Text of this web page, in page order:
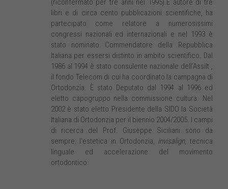
(riconfermato per tre anni nel 1995).È autore di tre
libri e di circa cento pubblicazioni scientifiche, ha
partecipato come relatore a numerosissimi
congressi nazionali ed internazionali e nel 1993 è
stato nominato Commendatore della Repubblica
Italiana per essersi distinto in ambito scientifico. Dal
1986 al 1994 è stato consulente nazionale dell'Assilt ,
il fondo Telecom di cui ha coordinato la campagna di
Ortodonzia. È stato Deputato dal 1994 al 1996 ed
eletto capogruppo nella commissione cultura. Nel
2002 è stato eletto Presidente della SIDO la Società
Italiana di Ortodonzia per il biennio 2004/2005. I campi
di ricerca del Prof. Giuseppe Siciliani sono da
sempre: l'estetica in Ortodonzia, invisalign, tecnica
linguale ed accelerazione del movimento
ortodontico.